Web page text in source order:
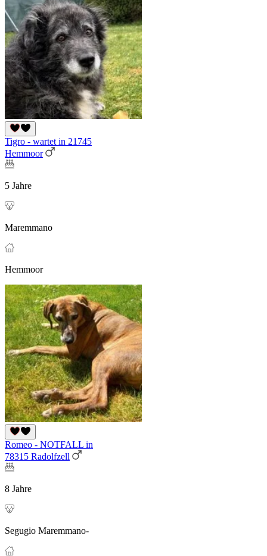
Tigro - wartet in 21745
Hemmoor
5 Jahre
Maremmano
Hemmoor
Romeo - NOTFALL in
78315 Radolfzell
8 Jahre
Segugio Maremmano-